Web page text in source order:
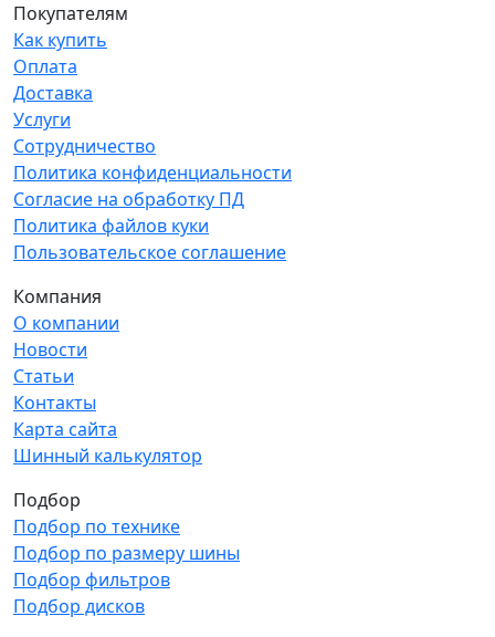
Покупателям
Как купить
Оплата
Доставка
Услуги
Сотрудничество
Политика конфиденциальности
Согласие на обработку ПД
Политика файлов куки
Пользовательское соглашение
Компания
О компании
Новости
Статьи
Контакты
Карта сайта
Шинный калькулятор
Подбор
Подбор по технике
Подбор по размеру шины
Подбор фильтров
Подбор дисков